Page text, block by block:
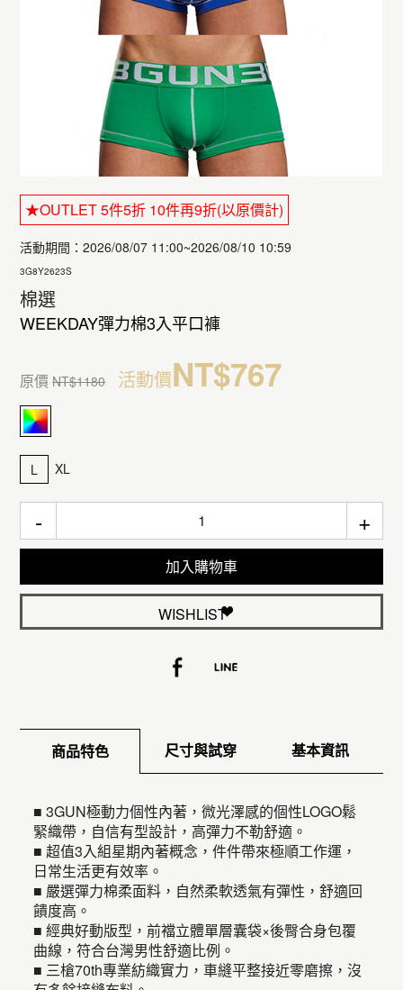
★OUTLET 5件5折 10件再9折(以原價計)
活動期間：2026/08/07 11:00~2026/08/10 10:59
3G8Y2623S
棉選
WEEKDAY彈力棉3入平口褲
原價NT$1180 活動價NT$767
L XL
- +
加入購物車
WISHLIST
商品特色 尺寸與試穿 基本資訊
■ 3GUN極動力個性內著，微光澤感的個性LOGO鬆
緊織帶，自信有型設計，高彈力不勒舒適。
■ 超值3入組星期內著概念，件件帶來極順工作運，
日常生活更有效率。
■ 嚴選彈力棉柔面料，自然柔軟透氣有彈性，舒適回
饋度高。
■ 經典好動版型，前襠立體單層囊袋×後臀合身包覆
曲線，符合台灣男性舒適比例。
■ 三槍70th專業紡織實力，車縫平整接近零磨擦，沒